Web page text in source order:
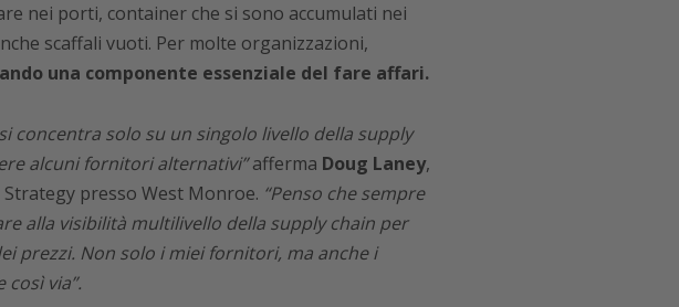
nei porti, container che si sono accumulati nei
scaffali vuoti. Per molte organizzazioni,
una componente essenziale del fare affari.
concentra solo su un singolo livello della supply
alcuni fornitori alternativi”afferma Doug Laney,
presso West Monroe. “Penso che sempre
alla visibilità multilivello della supply chain per
prezzi. Non solo i miei fornitori, ma anche i
via”.